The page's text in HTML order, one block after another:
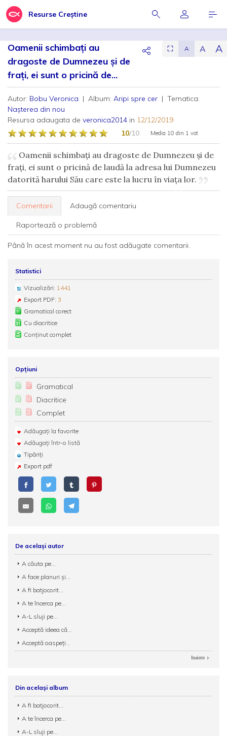
Resurse Creștine
Oamenii schimbați au
dragoste de Dumnezeu și de
frați, ei sunt o pricină de...
⛶ A A A
Autor: Bobu Veronica | Album: Aripi spre cer | Tematica:
Nașterea din nou
Resursa adaugata de veronica2014 in 12/12/2019
10/10 Media 10 din 1 vot
Oamenii schimbați au dragoste de Dumnezeu și de
frați, ei sunt o pricină de laudă la adresa lui Dumnezeu
datorită harului Său care este la lucru în viața lor.
Comentarii Adaugă comentariu
Raportează o problemă
Până în acest moment nu au fost adăugate comentarii.
Statistici
Vizualizări: 1441
Export PDF: 3
Gramatical corect
Cu diacritice
Conținut complet
Opțiuni
Gramatical
Diacritice
Complet
Adăugați la favorite
Adăugați într-o listă
Tipăriți
Export pdf
De același autor
A căuta pe...
A face planuri şi...
A fi batjocorit...
A te încerca pe...
A-L sluji pe...
Acceptă ideea că...
Acceptă oaspeți...
Inainte
Din același album
A fi batjocorit...
A te încerca pe...
A-L sluji pe...